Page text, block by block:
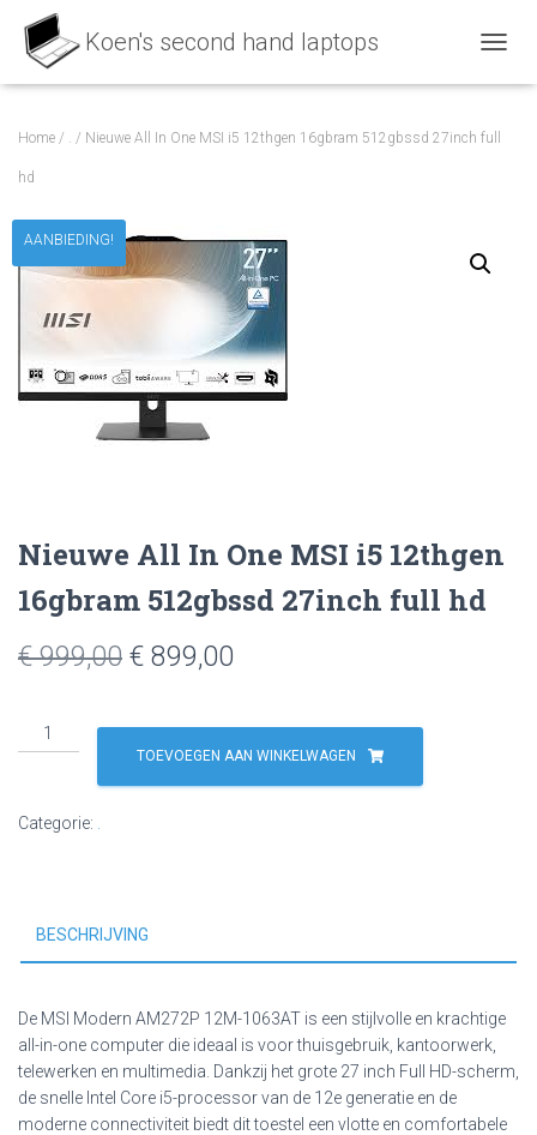
Home / . / Nieuwe All In One MSI i5 12thgen 16gbram 512gbssd 27inch full
hd
AANBIEDING!
Nieuwe All In One MSI i5 12thgen
16gbram 512gbssd 27inch full hd
€999,00 Oorspronkelijke
was:
€ 999,00.
€ 899,00
is:
€ 899,00.
Nieuwe
All
MSI
512gbssd
27inch
hd
aantal
TOEVOEGEN AAN WINKELWAGEN
Categorie:
BESCHRIJVING
De MSI Modern AM272P 12M-1063AT is een stijlvolle en krachtige
all-in-one computer die ideaal is voor thuisgebruik, kantoorwerk,
telewerken en multimedia. Dankzij het grote 27 inch Full HD-scherm,
de snelle Intel Core i5-processor van de 12e generatie en de
moderne connectiviteit biedt dit toestel een vlotte en comfortabele